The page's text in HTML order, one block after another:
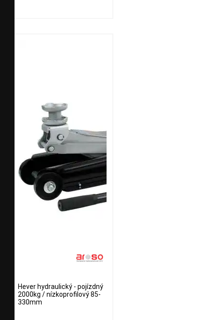
Hever hydraulický - pojízdný
2000kg / nízkoprofilový 85-
330mm